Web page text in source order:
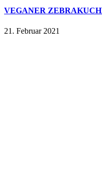
VEGANER
21. Februar 2021